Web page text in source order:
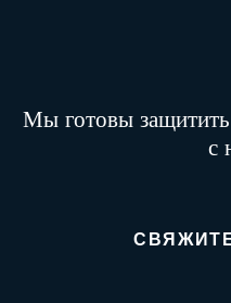
Мы готовы
с